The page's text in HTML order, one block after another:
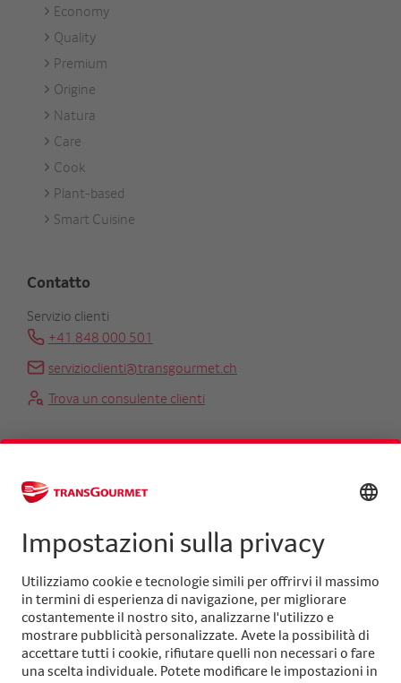
Footer
Unsere
Marken
Economy
Quality
Premium
Origine
Natura
Care
Cook
Plant-based
Smart Cuisine
Contatto
Servizio clienti
+41 848 000 501
servizioclienti@transgourmet.ch
Trova un consulente clienti
Centrale
info@transgourmet.ch
Select
your
language
Seguiteci su